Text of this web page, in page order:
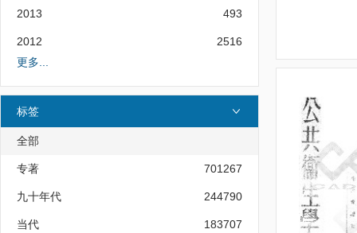
2013 493
2012
2516
更多...
标签
全部
专著 701267
九十年代 244790
当代 183707